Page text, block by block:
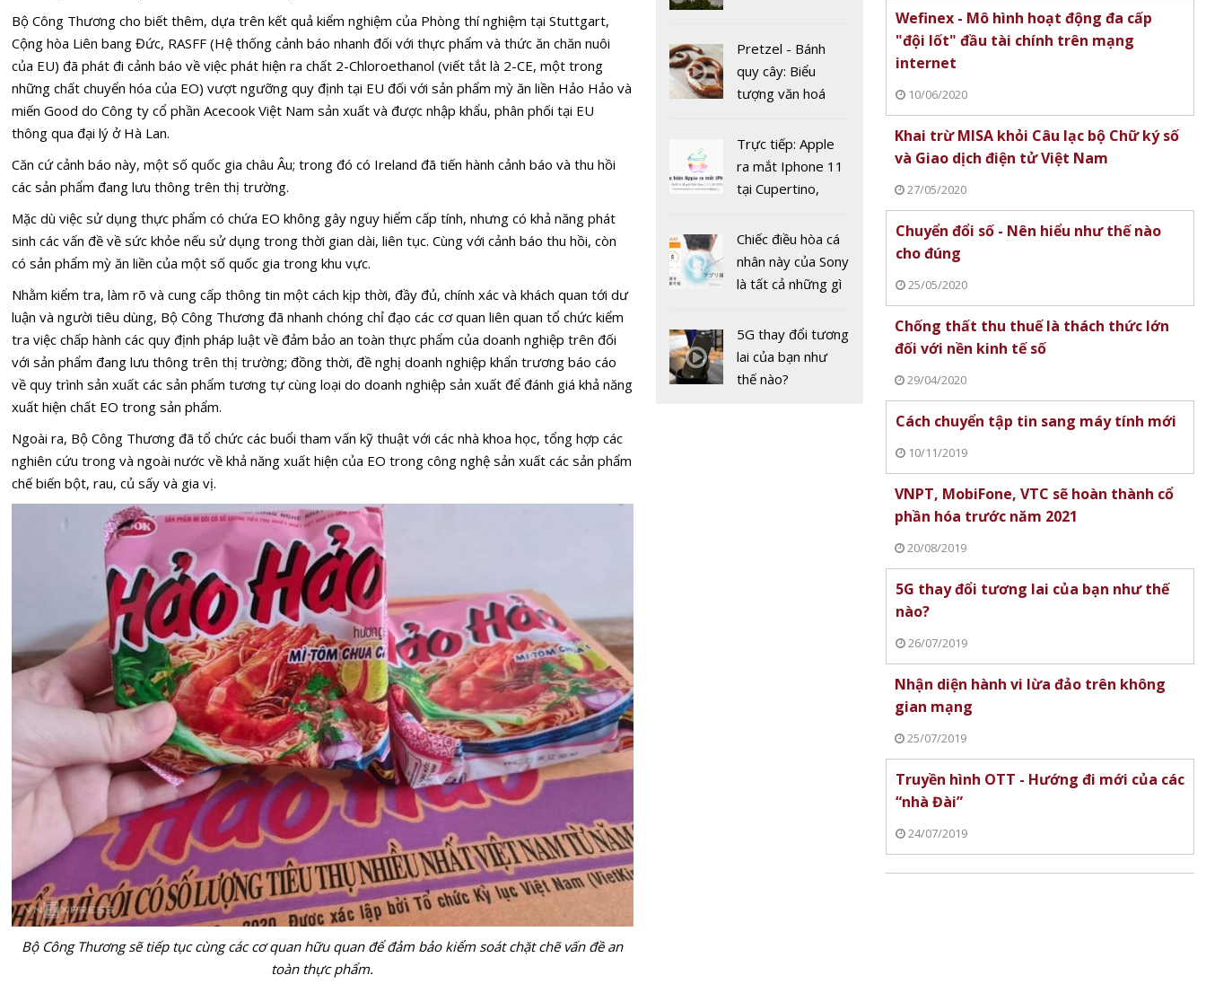
Bộ Công Thương cho biết thêm, dựa trên kết quả kiểm nghiệm của Phòng thí nghiệm tại Stuttgart,
Cộng hòa Liên bang Đức, RASFF (Hệ thống cảnh báo nhanh đối với thực phẩm và thức ăn chăn nuôi
của EU) đã phát đi cảnh báo về việc phát hiện ra chất 2-Chloroethanol (viết tắt là 2-CE, một trong
những chất chuyển hóa của EO) vượt ngưỡng quy định tại EU đối với sản phẩm mỳ ăn liền Hảo Hảo và
miến Good do Công ty cổ phần Acecook Việt Nam sản xuất và được nhập khẩu, phân phối tại EU
thông qua đại lý ở Hà Lan.
Căn cứ cảnh báo này, một số quốc gia châu Âu; trong đó có Ireland đã tiến hành cảnh báo và thu hồi
các sản phẩm đang lưu thông trên thị trường.
Mặc dù việc sử dụng thực phẩm có chứa EO không gây nguy hiểm cấp tính, nhưng có khả năng phát
sinh các vấn đề về sức khỏe nếu sử dụng trong thời gian dài, liên tục. Cùng với cảnh báo thu hồi, còn
có sản phẩm mỳ ăn liền của một số quốc gia trong khu vực.
Nhằm kiểm tra, làm rõ và cung cấp thông tin một cách kịp thời, đầy đủ, chính xác và khách quan tới dư
luận và người tiêu dùng, Bộ Công Thương đã nhanh chóng chỉ đạo các cơ quan liên quan tổ chức kiểm
tra việc chấp hành các quy định pháp luật về đảm bảo an toàn thực phẩm của doanh nghiệp trên đối
với sản phẩm đang lưu thông trên thị trường; đồng thời, đề nghị doanh nghiệp khẩn trương báo cáo
về quy trình sản xuất các sản phẩm tương tự cùng loại do doanh nghiệp sản xuất để đánh giá khả năng
xuất hiện chất EO trong sản phẩm.
Ngoài ra, Bộ Công Thương đã tổ chức các buổi tham vấn kỹ thuật với các nhà khoa học, tổng hợp các
nghiên cứu trong và ngoài nước về khả năng xuất hiện của EO trong công nghệ sản xuất các sản phẩm
chế biến bột, rau, củ sấy và gia vị.
Bộ Công Thương sẽ tiếp tục cùng các cơ quan hữu quan để đảm bảo kiểm soát chặt chẽ vấn đề an
toàn thực phẩm.
cấm dự thầu 7
năm, công ty Sao
Bắc Đẩu thừa
Pretzel - Bánh
quy cây: Biểu
tượng văn hoá
tranh cãi về nguồn
gốc
Trực tiếp: Apple
ra mắt Iphone 11
tại Cupertino,
Chiếc điều hòa cá
nhân này của Sony
là tất cả những gì
sót qua mùa hè
nóng nực
5G thay đổi tương
lai của bạn như
thế nào?
Wefinex - Mô hình hoạt động đa cấp
"đội lốt" đầu tài chính trên mạng
internet
10/06/2020
Khai trừ MISA khỏi Câu lạc bộ Chữ ký số
và Giao dịch điện tử Việt Nam
27/05/2020
Chuyển đổi số - Nên hiểu như thế nào
cho đúng
25/05/2020
Chống thất thu thuế là thách thức lớn
đối với nền kinh tế số
29/04/2020
Cách chuyển tập tin sang máy tính mới
10/11/2019
VNPT, MobiFone, VTC sẽ hoàn thành cổ
phần hóa trước năm 2021
20/08/2019
5G thay đổi tương lai của bạn như thế
nào?
26/07/2019
Nhận diện hành vi lừa đảo trên không
gian mạng
25/07/2019
Truyền hình OTT - Hướng đi mới của các
“nhà Đài”
24/07/2019